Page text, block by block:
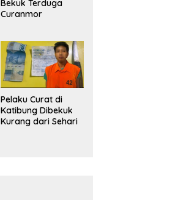
Bekuk Terduga
Curanmor
Pelaku Curat di
Katibung Dibekuk
Kurang dari Sehari